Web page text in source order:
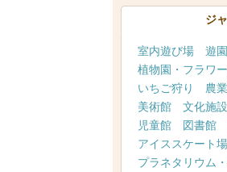
ジ
室内遊び場 遊
植物園・フラワ
いちご狩り
農
美術館
文化施設
児童館
図書館
アイススケート場
プラネタリウム